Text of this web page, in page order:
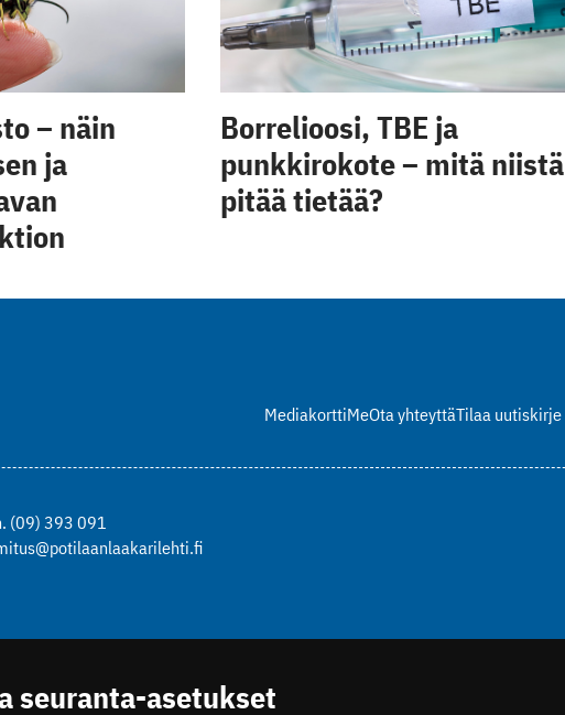
– näin
ja
Borrelioosi, TBE ja
punkkirokote – mitä niistä
pitää tietää?
MediakorttiMeOta yhteyttäTilaa uutiskirje
(09) 393 091
seuranta-asetukset